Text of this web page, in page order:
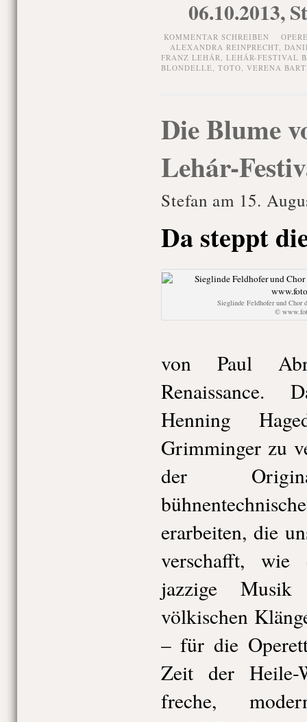
06.10.2013,
KOMMENTAR SCHREIBEN
ALEXANDRA REINPRECHT,
FRANZ LEHÁR, LEHÁR-FESTIVAL
BLONDELLE, TOTO, VERENA
Die Blume
Lehár-
Stefan am 15.
Da steppt
Sieglinde Feldhofer und Chor
©
von Paul
Renaissance.
Henning
Grimminger zu
der
erarbeiten, die
verschafft, wie
jazzige
völkischen
– für die
Zeit der Heile-
freche,